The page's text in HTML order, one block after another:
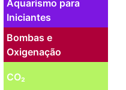
Aquarismo para
Iniciantes
Bombas e
Oxigenação
CO₂